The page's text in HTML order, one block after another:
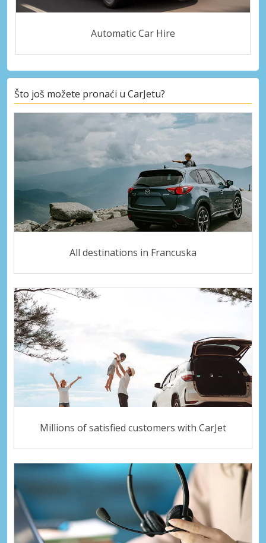
Automatic Car Hire
Što još možete pronaći u CarJetu?
All destinations in Francuska
Millions of satisfied customers with CarJet